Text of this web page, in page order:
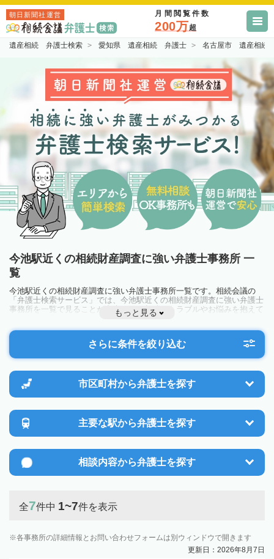
朝日新聞社運営 月間閲覧件数
200万超
遺産相続 弁護士検索 愛知県 遺産相続 弁護士 名古屋市 遺産相続
今池駅近くの相続財産調査に強い弁護士事務所 一
覧
今池駅近くの相続財産調査に強い弁護士事務所一覧です。相続会議の
「弁護士検索サービス」では、今池駅近くの相続財産調査に強い弁護士
事務所を一覧で見ることが出来ます。相続のトラブルやお悩みを抱えて
いる方は一度近隣の弁護士に相談してみましょう。
もっと見る
さらに条件を絞り込む
市区町村から弁護士を探す
主要な駅から弁護士を探す
相談内容から弁護士を探す
全7件中 1~7件を表示
各事務所の詳細情報とお問い合わせフォームは別ウィンドウで開きます
更新日：2026年8月7日